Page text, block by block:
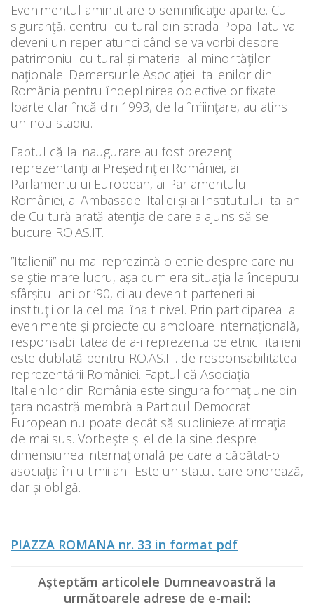
Evenimentul amintit are o semnificaţie aparte. Cu
siguranţă, centrul cultural din strada Popa Tatu va
deveni un reper atunci când se va vorbi despre
patrimoniul cultural și material al minorităţilor
naţionale. Demersurile Asociaţiei Italienilor din
România pentru îndeplinirea obiectivelor fixate
foarte clar încă din 1993, de la înfiinţare, au atins
un nou stadiu.
Faptul că la inaugurare au fost prezenţi
reprezentanţi ai Președinţiei României, ai
Parlamentului European, ai Parlamentului
României, ai Ambasadei Italiei și ai Institutului Italian
de Cultură arată atenţia de care a ajuns să se
bucure RO.AS.IT.
”Italienii” nu mai reprezintă o etnie despre care nu
se știe mare lucru, așa cum era situaţia la începutul
sfârșitul anilor ’90, ci au devenit parteneri ai
instituţiilor la cel mai înalt nivel. Prin participarea la
evenimente și proiecte cu amploare internaţională,
responsabilitatea de a-i reprezenta pe etnicii italieni
este dublată pentru RO.AS.IT. de responsabilitatea
reprezentării României. Faptul că Asociaţia
Italienilor din România este singura formaţiune din
ţara noastră membră a Partidul Democrat
European nu poate decât să sublinieze afirmaţia
de mai sus. Vorbește și el de la sine despre
dimensiunea internaţională pe care a căpătat-o
asociaţia în ultimii ani. Este un statut care onorează,
dar și obligă.
PIAZZA ROMANA nr. 33 in format pdf
Aşteptăm articolele Dumneavoastră la
următoarele adrese de e-mail: